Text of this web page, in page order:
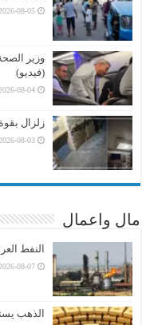
08-05
وزير
(فيديو)
08-04
زلزال بقوة 5.6 درجات شمال شرق شرم الشيخ بمصر
08-03
مال واعمال
النفط
08-07
الذهب